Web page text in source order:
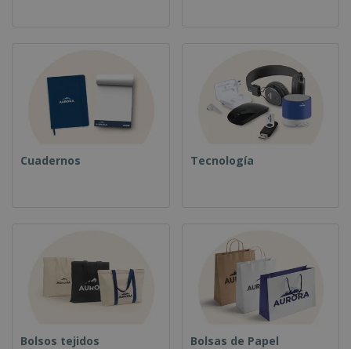
Cuadernos Tecnología
Bolsos tejidos Bolsas de Papel